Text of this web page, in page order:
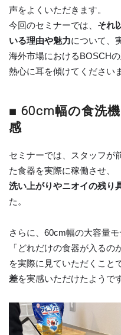
声をよくいただきます。
今回のセミナーでは、 それ
いる理由や魅力について、
海外市場におけるBOSCH
熱心に耳を傾けてください
■ 60cm幅の食洗
感
セミナーでは、スタッフが
た食器を実際に稼働させ、
洗い上がりやニオイの残り
た。
さらに、60cm幅の大容量モ
「どれだけの食器が入るの
を実際に見ていただくこと
差を実感いただけたようで